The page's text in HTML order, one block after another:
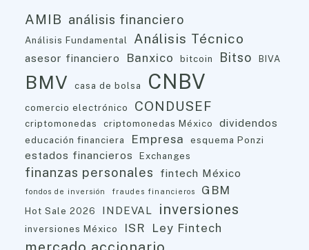
AMIB análisis financiero
Análisis Fundamental Análisis Técnico
asesor financiero Banxico bitcoin Bitso BIVA
BMV casa de bolsa CNBV
comercio electrónico CONDUSEF
criptomonedas criptomonedas México dividendos
educación financiera Empresa esquema Ponzi
estados financieros Exchanges
finanzas personales fintech México
fondos de inversión fraudes financieros GBM
Hot Sale 2026 INDEVAL inversiones
inversiones México ISR Ley Fintech